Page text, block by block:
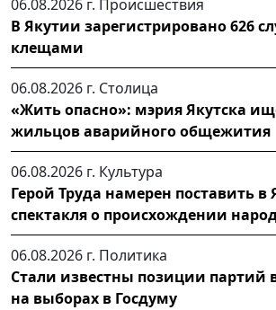
06.08.2026 г. Происшествия
В Якутии зарегистрировано 626
клещами
06.08.2026 г. Столица
«Жить опасно»: мэрия Якутска
жильцов аварийного общежития
06.08.2026 г. Культура
Герой Труда намерен поставить в
спектакля о происхождении
06.08.2026 г. Политика
Стали известны позиции партий
на выборах в Госдуму